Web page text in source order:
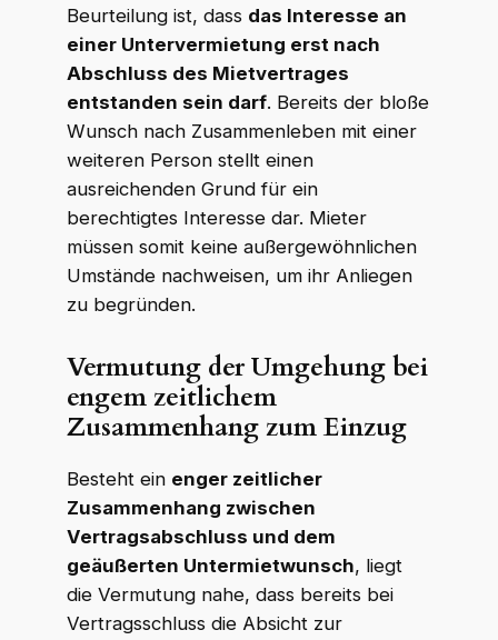
Beurteilung ist, dass das Interesse an
einer Untervermietung erst nach
Abschluss des Mietvertrages
entstanden sein darf. Bereits der bloße
Wunsch nach Zusammenleben mit einer
weiteren Person stellt einen
ausreichenden Grund für ein
berechtigtes Interesse dar. Mieter
müssen somit keine außergewöhnlichen
Umstände nachweisen, um ihr Anliegen
zu begründen.
Vermutung der Umgehung bei
engem zeitlichem
Zusammenhang zum Einzug
Besteht ein enger zeitlicher
Zusammenhang zwischen
Vertragsabschluss und dem
geäußerten Untermietwunsch, liegt
die Vermutung nahe, dass bereits bei
Vertragsschluss die Absicht zur